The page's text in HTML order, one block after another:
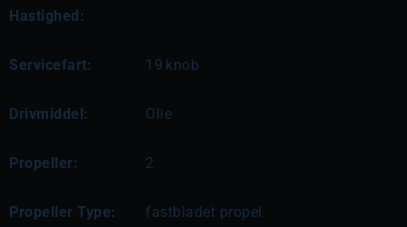
Hastighed:
Servicefart: 19 knob
Drivmiddel: Olie
Propeller: 2
Propeller Type: fastbladet propel